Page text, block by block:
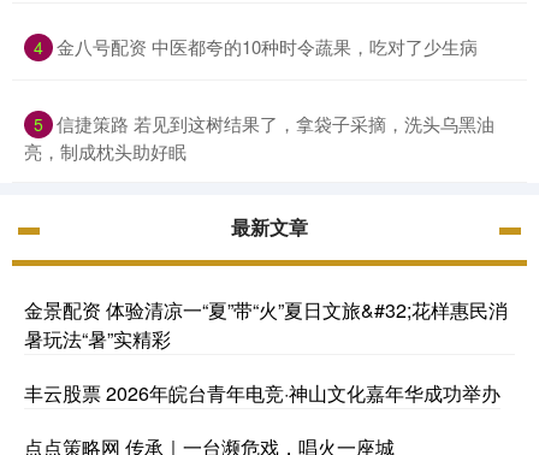
4 金八号配资 中医都夸的10种时令蔬果，吃对了少生病
5 信捷策路 若见到这树结果了，拿袋子采摘，洗头乌黑油
亮，制成枕头助好眠
最新文章
金景配资 体验清凉一“夏”带“火”夏日文旅&#32;花样惠民消
暑玩法“暑”实精彩
丰云股票 2026年皖台青年电竞·神山文化嘉年华成功举办
点点策略网 传承｜一台濒危戏，唱火一座城